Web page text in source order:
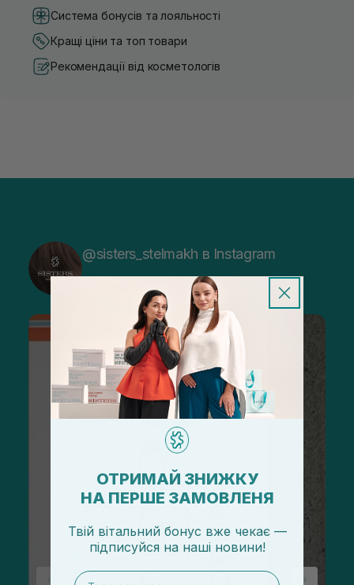
Система бонусів та лояльності
Кращі ціни та топ товари
Рекомендації від косметологів
@sisters_stelmakh в Instagram
ОТРИМАЙ ЗНИЖКУ
НА ПЕРШЕ ЗАМОВЛЕНЯ
Твій вітальний бонус вже чекає —
підписуйся на наші новини!
email